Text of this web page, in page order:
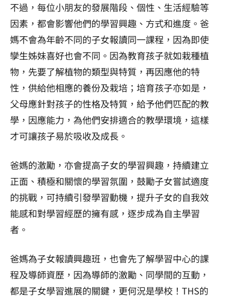
不過，每位小朋友的發展階段、個性、生活經驗等
因素，都會影響他們的學習興趣、方式和進度。爸
媽不會為年齡不同的子女報讀同一課程，因為即使
孿生姊妹喜好也會不同。因為教育孩子就如栽種植
物，先要了解植物的類型與特質，再因應他的特
性，供給他相應的養份及栽培；培育孩子亦如是，
父母應針對孩子的性格及特質，給予他們匹配的教
學，因應能力，為他們安排適合的教學環境，這樣
才可讓孩子易於吸收及成長。
爸媽的激勵，亦會提高子女的學習興趣，持續建立
正面、積極和關懷的學習氛圍，鼓勵子女嘗試適度
的挑戰，可持續引發學習動機，提升子女的自我效
能感和對學習經歷的擁有感，逐步成為自主學習
者。
爸媽為子女報讀興趣班，也會先了解學習中心的課
程及導師資歷，因為導師的激勵、同學間的互動，
都是子女學習進展的關鍵，更何況是學校！THS的